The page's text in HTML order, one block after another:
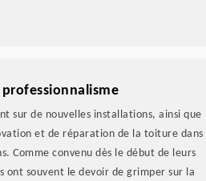
sur de nouvelles installations, ainsi que
et de réparation de la toiture dans
Comme convenu dès le début de leurs
ont souvent le devoir de grimper sur la